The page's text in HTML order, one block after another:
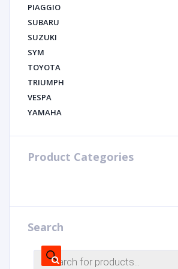
PIAGGIO
SUBARU
SUZUKI
SYM
TOYOTA
TRIUMPH
VESPA
YAMAHA
Product Categories
Search